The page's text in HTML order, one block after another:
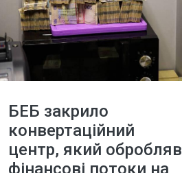
БЕБ закрило
конвертаційний
центр, який обробляв
фінансові потоки на